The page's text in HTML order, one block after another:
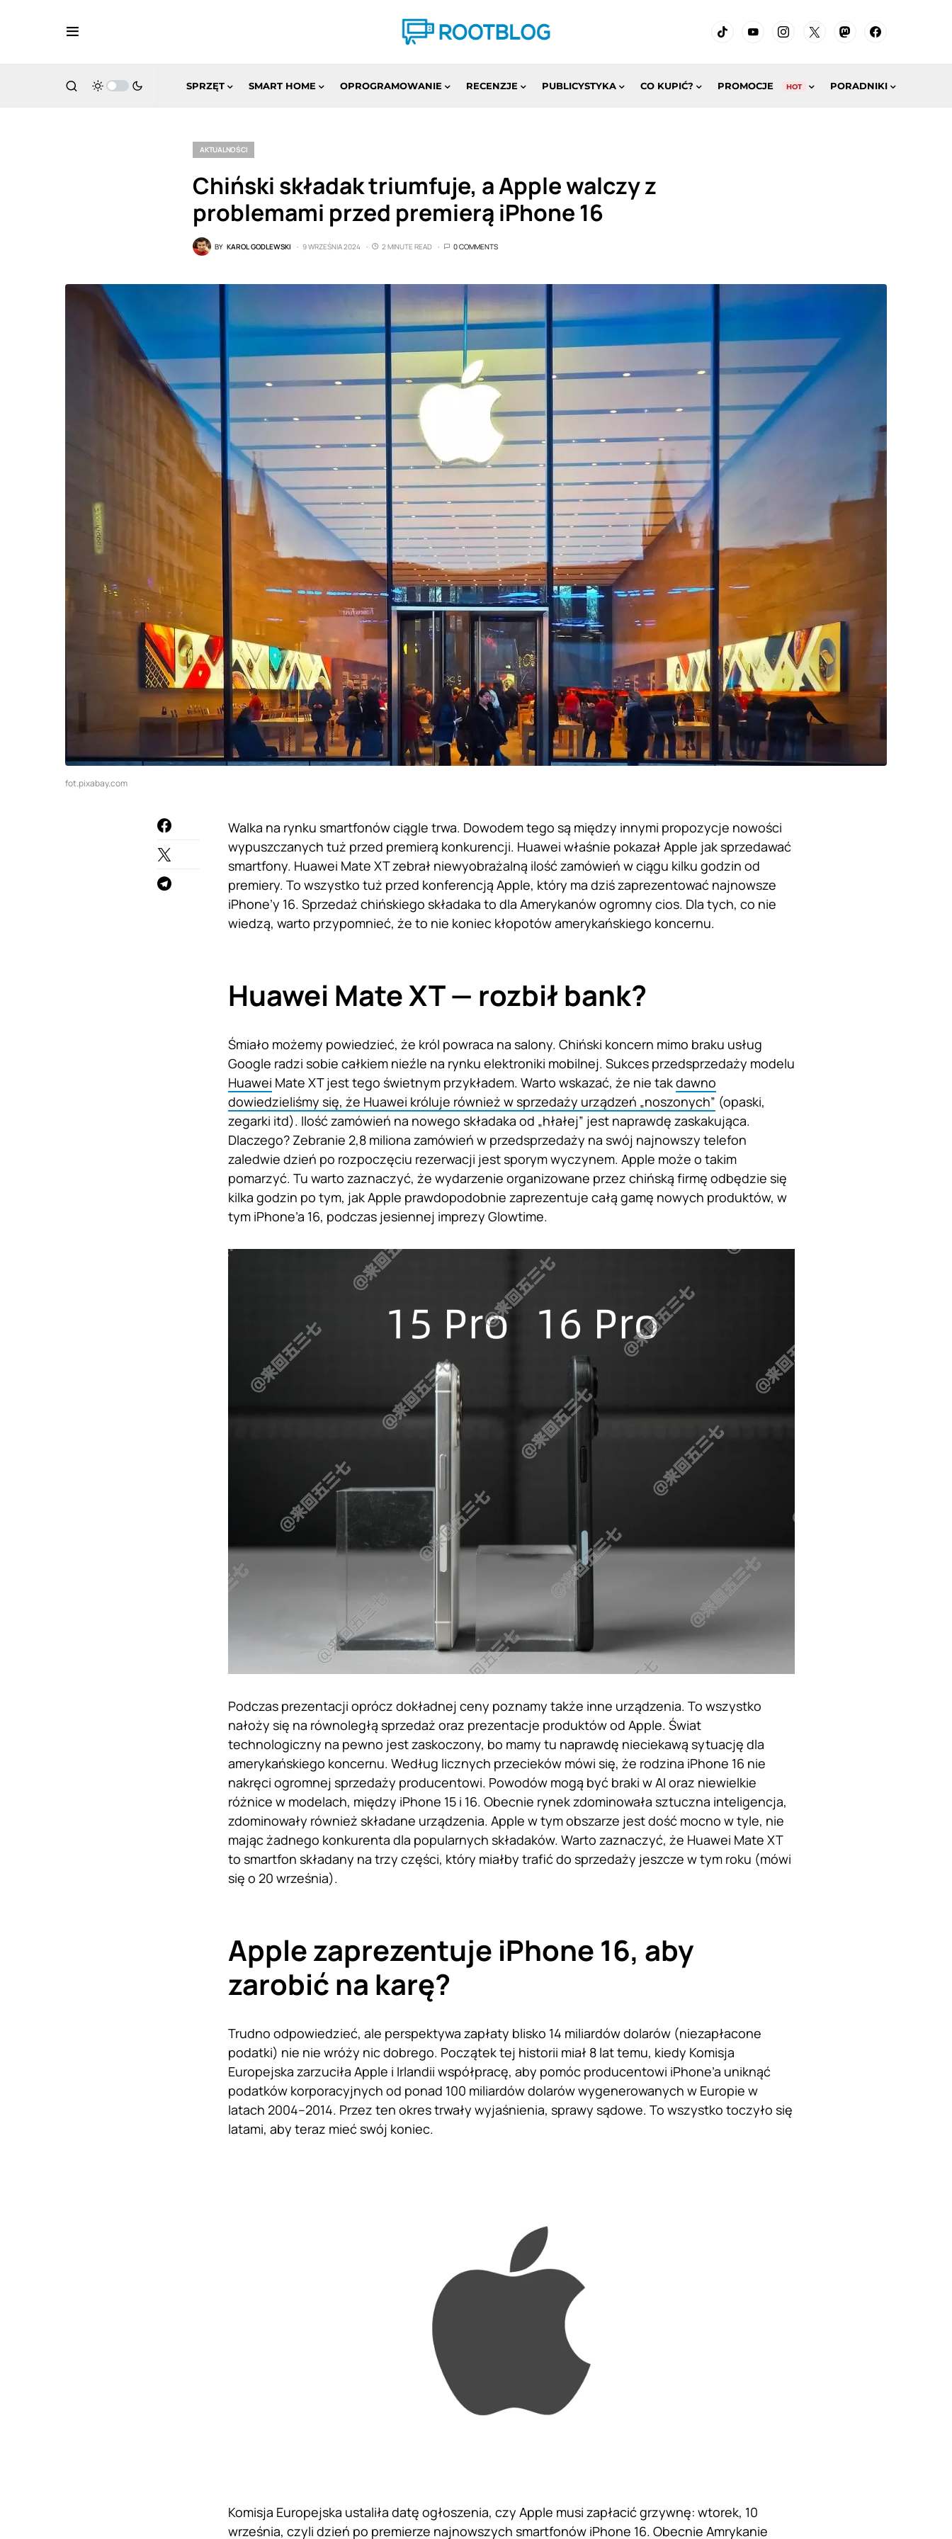
SPRZĘT SMART HOME OPROGRAMOWANIE RECENZJE PUBLICYSTYKA CO KUPIĆ? PROMOCJE HOT PORADNIKI
AKTUALNOŚCI
Chiński składak triumfuje, a Apple walczy z
problemami przed premierą iPhone 16
BY KAROL GODLEWSKI 9 WRZEŚNIA 2024 2 MINUTE READ 0 COMMENTS
fot.pixabay.com
Walka na rynku smartfonów ciągle trwa. Dowodem tego są między innymi propozycje nowości
wypuszczanych tuż przed premierą konkurencji. Huawei właśnie pokazał Apple jak sprzedawać
smartfony. Huawei Mate XT zebrał niewyobrażalną ilość zamówień w ciągu kilku godzin od
premiery. To wszystko tuż przed konferencją Apple, który ma dziś zaprezentować najnowsze
iPhone’y 16. Sprzedaż chińskiego składaka to dla Amerykanów ogromny cios. Dla tych, co nie
wiedzą, warto przypomnieć, że to nie koniec kłopotów amerykańskiego koncernu.
Huawei Mate XT — rozbił bank?
Śmiało możemy powiedzieć, że król powraca na salony. Chiński koncern mimo braku usług
Google radzi sobie całkiem nieźle na rynku elektroniki mobilnej. Sukces przedsprzedaży modelu
Huawei Mate XT jest tego świetnym przykładem. Warto wskazać, że nie takdawno
dowiedzieliśmy się, że Huawei króluje również w sprzedaży urządzeń „noszonych” (opaski,
zegarki itd). Ilość zamówień na nowego składaka od „hłałej” jest naprawdę zaskakująca.
Dlaczego? Zebranie 2,8 miliona zamówień w przedsprzedaży na swój najnowszy telefon
zaledwie dzień po rozpoczęciu rezerwacji jest sporym wyczynem. Apple może o takim
pomarzyć. Tu warto zaznaczyć, że wydarzenie organizowane przez chińską firmę odbędzie się
kilka godzin po tym, jak Apple prawdopodobnie zaprezentuje całą gamę nowych produktów, w
tym iPhone’a 16, podczas jesiennej imprezy Glowtime.
Podczas prezentacji oprócz dokładnej ceny poznamy także inne urządzenia. To wszystko
nałoży się na równoległą sprzedaż oraz prezentacje produktów od Apple. Świat
technologiczny na pewno jest zaskoczony, bo mamy tu naprawdę nieciekawą sytuację dla
amerykańskiego koncernu. Według licznych przecieków mówi się, że rodzina iPhone 16 nie
nakręci ogromnej sprzedaży producentowi. Powodów mogą być braki w AI oraz niewielkie
różnice w modelach, między iPhone 15 i 16. Obecnie rynek zdominowała sztuczna inteligencja,
zdominowały również składane urządzenia. Apple w tym obszarze jest dość mocno w tyle, nie
mając żadnego konkurenta dla popularnych składaków. Warto zaznaczyć, że Huawei Mate XT
to smartfon składany na trzy części, który miałby trafić do sprzedaży jeszcze w tym roku (mówi
się o 20 września).
Apple zaprezentuje iPhone 16, aby
zarobić na karę?
Trudno odpowiedzieć, ale perspektywa zapłaty blisko 14 miliardów dolarów (niezapłacone
podatki) nie nie wróży nic dobrego. Początek tej historii miał 8 lat temu, kiedy Komisja
Europejska zarzuciła Apple i Irlandii współpracę, aby pomóc producentowi iPhone’a uniknąć
podatków korporacyjnych od ponad 100 miliardów dolarów wygenerowanych w Europie w
latach 2004–2014. Przez ten okres trwały wyjaśnienia, sprawy sądowe. To wszystko toczyło się
latami, aby teraz mieć swój koniec.
Komisja Europejska ustaliła datę ogłoszenia, czy Apple musi zapłacić grzywnę: wtorek, 10
września, czyli dzień po premierze najnowszych smartfonów iPhone 16. Obecnie Amrykanie